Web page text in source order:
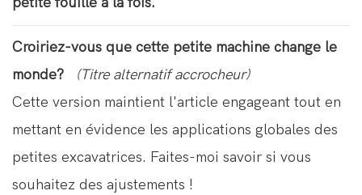
Croiriez-vous que cette petite machine change le
monde?
(Titre alternatif accrocheur)
Cette version maintient l'article engageant tout en
mettant en évidence les applications globales des
petites excavatrices. Faites-moi savoir si vous
souhaitez des ajustements !